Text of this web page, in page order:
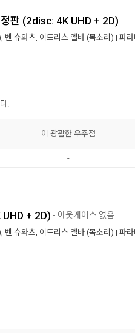
판 (2disc: 4K UHD + 2D)
벤 슈와츠, 이드리스 엘바 (목소리) | 파
.
이 광활한 우주점
-
+ 2D) - 아웃케이스 없음
벤 슈와츠, 이드리스 엘바 (목소리) | 파